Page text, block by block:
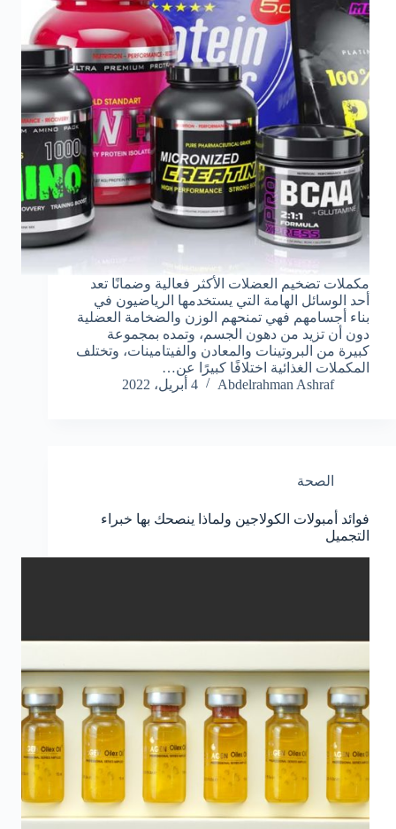
مكملات تضخيم العضلات الأكثر فعالية وضمانًا تعد
أحد الوسائل الهامة التي يستخدمها الرياضيون في
بناء أجسامهم فهي تمنحهم الوزن والضخامة العضلية
دون أن تزيد من دهون الجسم، وتمده بمجموعة
كبيرة من البروتينات والمعادن والفيتامينات، وتختلف
المكملات الغذائية اختلافًا كبيرًا عن…
Abdelrahman Ashraf
4 أبريل، 2022
الصحة
فوائد أمبولات الكولاجين ولماذا ينصحك بها خبراء
التجميل